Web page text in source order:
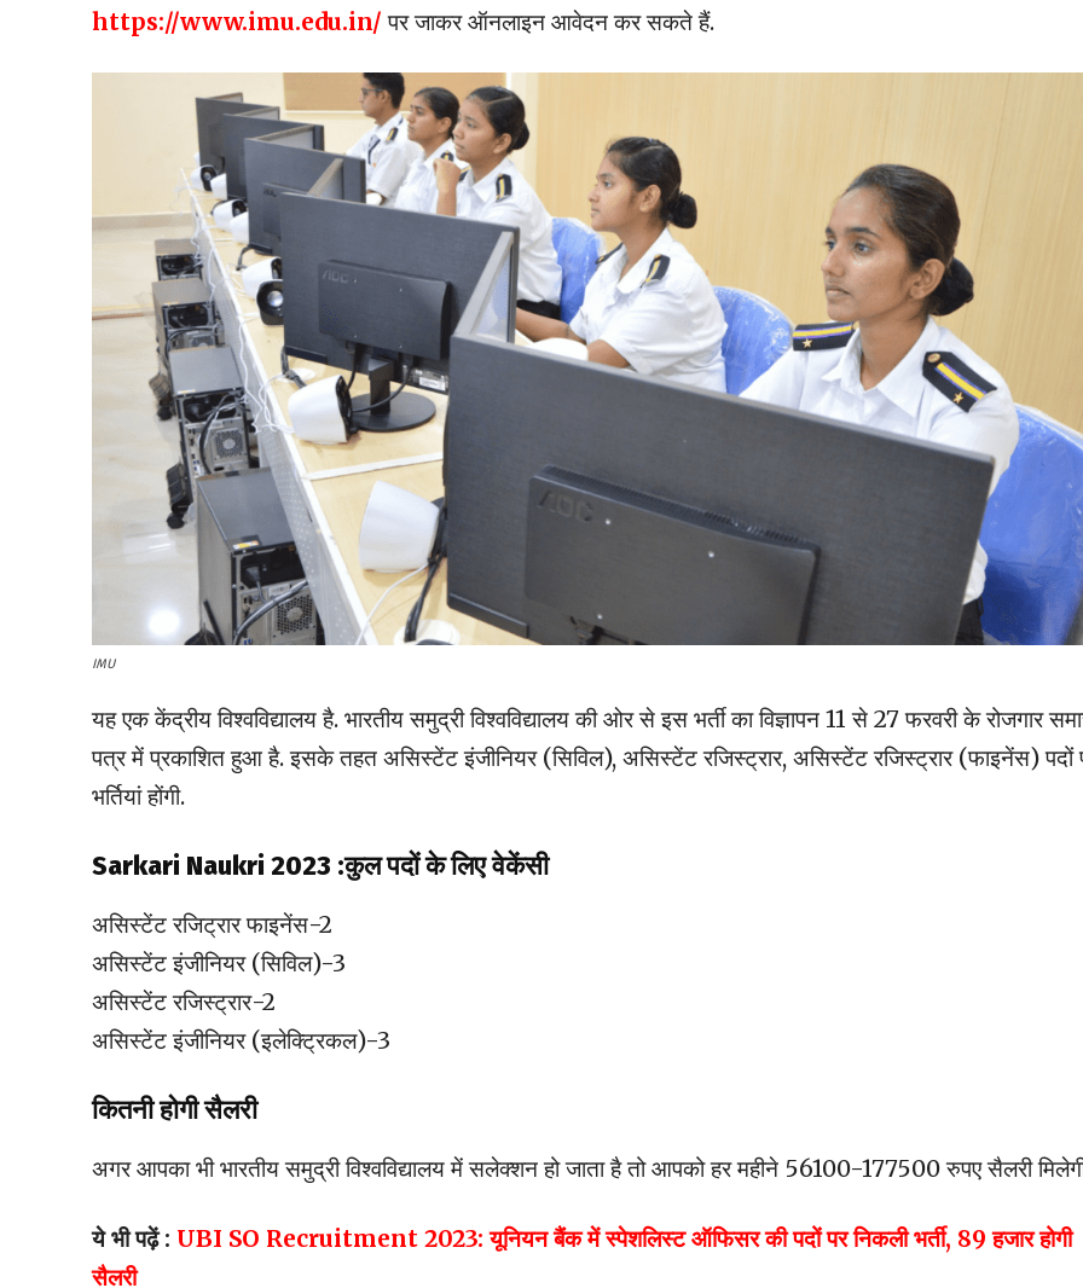
https://www.imu.edu.in/ पर जाकर ऑनलाइन आवेदन कर सकते हैं.
IMU
यह एक केंद्रीय विश्वविद्यालय है. भारतीय समुद्री विश्वविद्यालय की ओर से इस भर्ती का विज्ञापन 11 से 27 फरवरी के रोजगार
पत्र में प्रकाशित हुआ है. इसके तहत असिस्टेंट इंजीनियर (सिविल), असिस्टेंट रजिस्ट्रार, असिस्टेंट रजिस्ट्रार (फाइनेंस) पदों
भर्तियां होंगी.
Sarkari Naukri 2023 :कुल पदों के लिए वेकेंसी
असिस्टेंट रजिट्रार फाइनेंस-2
असिस्टेंट इंजीनियर (सिविल)-3
असिस्टेंट रजिस्ट्रार-2
असिस्टेंट इंजीनियर (इलेक्ट्रिकल)-3
कितनी होगी सैलरी
अगर आपका भी भारतीय समुद्री विश्वविद्यालय में सलेक्शन हो जाता है तो आपको हर महीने 56100-177500 रुपए सैलरी
ये भी पढ़ें : UBI SO Recruitment 2023: यूनियन बैंक में स्पेशलिस्ट ऑफिसर की पदों पर निकली भर्ती, 89 हजार होगी
सैलरी